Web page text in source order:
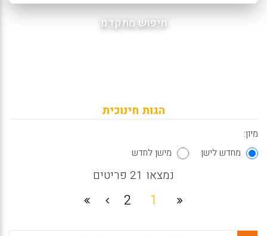
חיפוש מתקדם
הגות חינוכית
מיון:
מחדש לישן
מישן לחדש
נמצאו 21 פריטים
1
2